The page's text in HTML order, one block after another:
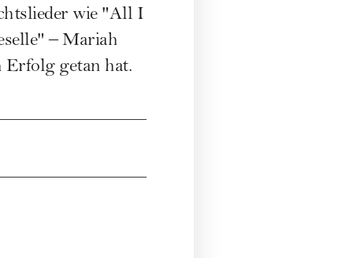
wie "All I
– Mariah
Erfolg getan hat.